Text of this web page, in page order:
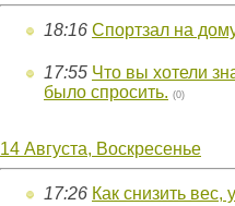
18:16 Спортзал на
17:55 Что вы хотели
было спросить. (0)
14 Августа, Воскресенье
17:26 Как снизить вес,